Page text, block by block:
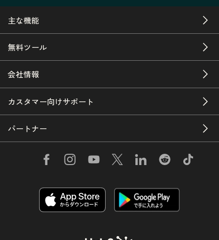
主な機能
無料ツール
会社情報
カスタマー向けサポート
パートナー